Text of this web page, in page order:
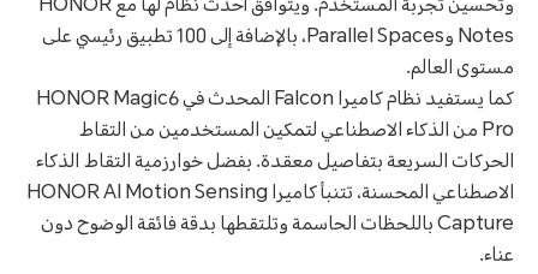
Notes وParallel Spaces، بالإضافة إلى 100 تطبيق رئيسي على
مستوى العالم.
كما يستفيد نظام كاميرا Falcon المحدث في HONOR Magic6
Pro من الذكاء الاصطناعي لتمكين المستخدمين من التقاط
الحركات السريعة بتفاصيل معقدة. بفضل خوارزمية التقاط الذكاء
الاصطناعي المحسنة، تتنبأ كاميرا HONOR AI Motion Sensing
Capture باللحظات الحاسمة وتلتقطها بدقة فائقة الوضوح دون
عناء.